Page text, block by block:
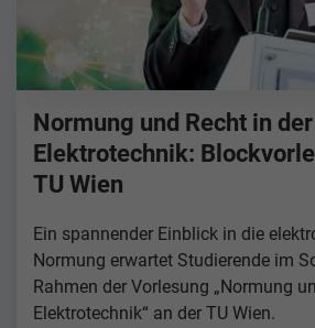
Normung und Recht in der
Elektrotechnik:
TU Wien
Ein spannender Einblick in die
Normung erwartet Studierende im
Rahmen der Vorlesung „Normung
Elektrotechnik“ an der TU Wien.